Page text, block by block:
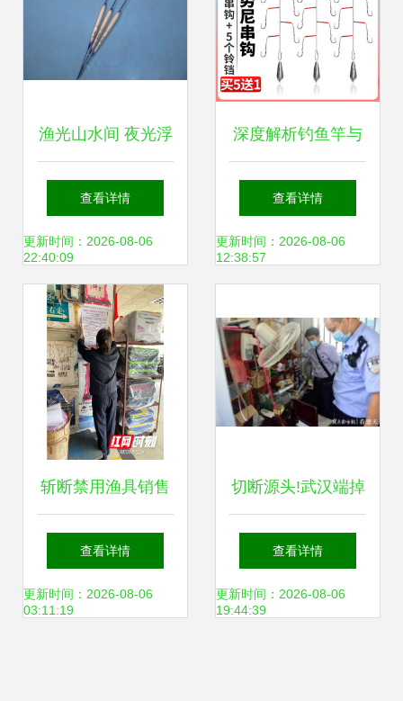
渔光山水间 夜光浮
漂技术如何革新传
统钓鱼体验
查看详情
更新时间：2026-08-06
22:40:09
深度解析钓鱼竿与
海钓线选购技巧，
助您渔获翻倍！
查看详情
更新时间：2026-08-06
12:38:57
斩断禁用渔具销售
渠道 长沙多部门联
合执法保生态
查看详情
更新时间：2026-08-06
03:11:19
切断源头!武汉端掉
最大一个销售禁用
渔具窝点
查看详情
更新时间：2026-08-06
19:44:39